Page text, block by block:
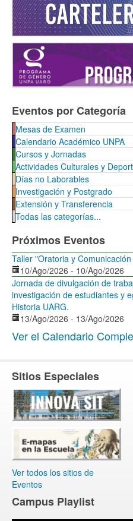
Eventos por Categoría
Mesas de Examen
Calendario Académico UNPA
Cursos y Jornadas
Actividades Culturales y
Días no Laborables
Investigación y Postgrado
Extensión y Transferencia
Todas las categorías...
Próximos Eventos
Taller "Oratoria y
10/Ago/2026 - 10/Ago/2026
Jornada de divulgación de
investigación de estudiantes y
Historia UARG.
13/Ago/2026 - 13/Ago/2026
Ver el Calendario
Sitios Especiales
Ver todos los sitios de
Eventos
Campus Playlist